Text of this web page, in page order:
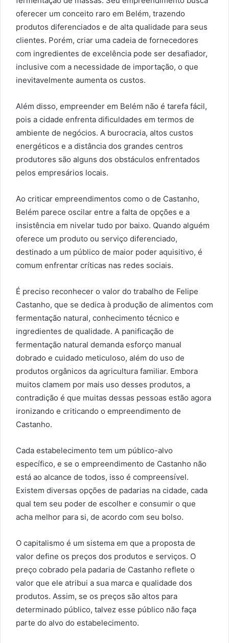
oferecer um conceito raro em Belém, trazendo
produtos diferenciados e de alta qualidade para seus
clientes. Porém, criar uma cadeia de fornecedores
com ingredientes de excelência pode ser desafiador,
inclusive com a necessidade de importação, o que
inevitavelmente aumenta os custos.
Além disso, empreender em Belém não é tarefa fácil,
pois a cidade enfrenta dificuldades em termos de
ambiente de negócios. A burocracia, altos custos
energéticos e a distância dos grandes centros
produtores são alguns dos obstáculos enfrentados
pelos empresários locais.
Ao criticar empreendimentos como o de Castanho,
Belém parece oscilar entre a falta de opções e a
insistência em nivelar tudo por baixo. Quando alguém
oferece um produto ou serviço diferenciado,
destinado a um público de maior poder aquisitivo, é
comum enfrentar críticas nas redes sociais.
É preciso reconhecer o valor do trabalho de Felipe
Castanho, que se dedica à produção de alimentos com
fermentação natural, conhecimento técnico e
ingredientes de qualidade. A panificação de
fermentação natural demanda esforço manual
dobrado e cuidado meticuloso, além do uso de
produtos orgânicos da agricultura familiar. Embora
muitos clamem por mais uso desses produtos, a
contradição é que muitas dessas pessoas estão agora
ironizando e criticando o empreendimento de
Castanho.
Cada estabelecimento tem um público-alvo
específico, e se o empreendimento de Castanho não
está ao alcance de todos, isso é compreensível.
Existem diversas opções de padarias na cidade, cada
qual tem seu poder de escolher e consumir o que
acha melhor para si, de acordo com seu bolso.
O capitalismo é um sistema em que a proposta de
valor define os preços dos produtos e serviços. O
preço cobrado pela padaria de Castanho reflete o
valor que ele atribui a sua marca e qualidade dos
produtos. Assim, se os preços são altos para
determinado público, talvez esse público não faça
parte do alvo do estabelecimento.